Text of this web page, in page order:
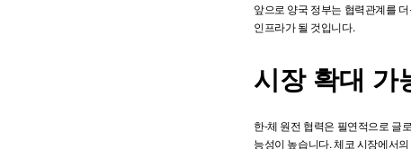
앞으로 양국 정부는 협력관계를
인프라가 될 것입니다.
시장 확대 가
한-체 원전 협력은 필연적으로 글
능성이 높습니다. 체코 시장에서